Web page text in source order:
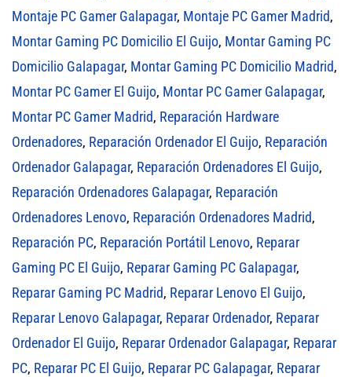
Montaje PC Gamer Galapagar, Montaje PC Gamer Madrid,
Montar Gaming PC Domicilio El Guijo, Montar Gaming PC
Domicilio Galapagar, Montar Gaming PC Domicilio Madrid,
Montar PC Gamer El Guijo, Montar PC Gamer Galapagar,
Montar PC Gamer Madrid, Reparación Hardware
Ordenadores, Reparación Ordenador El Guijo, Reparación
Ordenador Galapagar, Reparación Ordenadores El Guijo,
Reparación Ordenadores Galapagar, Reparación
Ordenadores Lenovo, Reparación Ordenadores Madrid,
Reparación PC, Reparación Portátil Lenovo, Reparar
Gaming PC El Guijo, Reparar Gaming PC Galapagar,
Reparar Gaming PC Madrid, Reparar Lenovo El Guijo,
Reparar Lenovo Galapagar, Reparar Ordenador, Reparar
Ordenador El Guijo, Reparar Ordenador Galapagar, Reparar
PC, Reparar PC El Guijo, Reparar PC Galapagar, Reparar